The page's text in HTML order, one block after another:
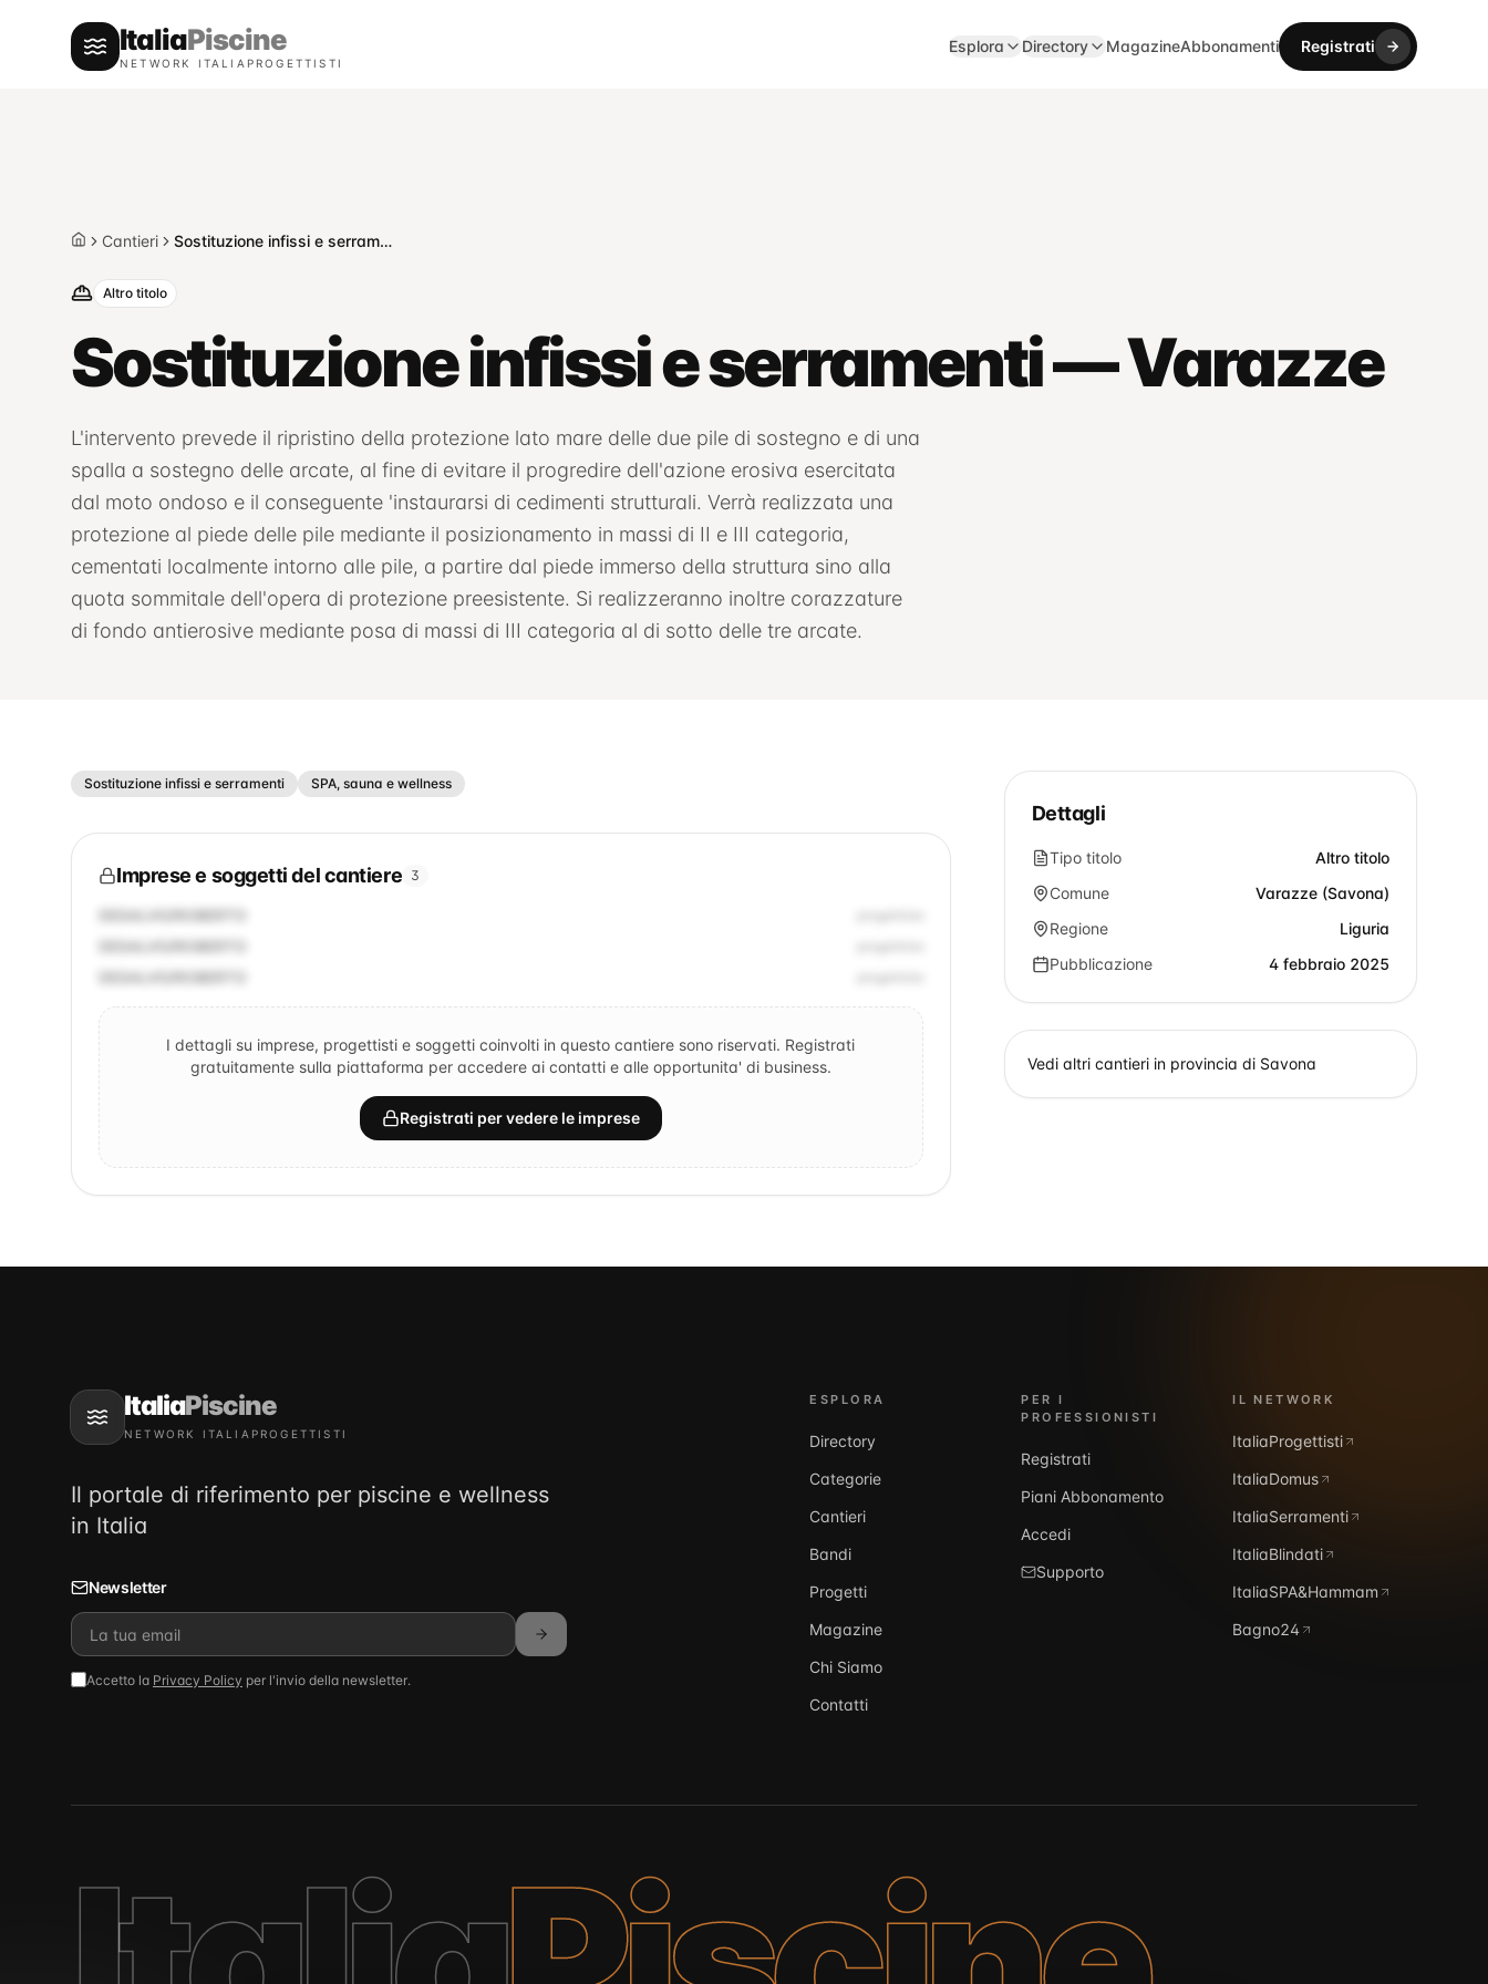
ItaliaPiscine
NETWORK ITALIAPROGETTISTI
Esplora Directory MagazineAbbonamenti Registrati
HomeCantieri Sostituzione infissi e serramenti — Varazze
Altro titolo
Sostituzione infissi e serramenti — Varazze
L'intervento prevede il ripristino della protezione lato mare delle due pile di sostegno e di una
spalla a sostegno delle arcate, al fine di evitare il progredire dell'azione erosiva esercitata
dal moto ondoso e il conseguente 'instaurarsi di cedimenti strutturali. Verrà realizzata una
protezione al piede delle pile mediante il posizionamento in massi di II e III categoria,
cementati localmente intorno alle pile, a partire dal piede immerso della struttura sino alla
quota sommitale dell'opera di protezione preesistente. Si realizzeranno inoltre corazzature
di fondo antierosive mediante posa di massi di III categoria al di sotto delle tre arcate.
Sostituzione infissi e serramenti SPA, sauna e wellness
Imprese e soggetti del cantiere 3
DESALVO/ROBERTO
DESALVO/ROBERTO
DESALVO/ROBERTO
I dettagli su imprese, progettisti e soggetti coinvolti in questo cantiere sono riservati. Registrati
gratuitamente sulla piattaforma per accedere ai contatti e alle opportunita' di business.
Registrati per vedere le imprese
Dettagli
Tipo titolo
Altro titolo
Comune
Varazze (Savona)
Regione
Liguria
Pubblicazione
4 febbraio 2025
Vedi altri cantieri in provincia di Savona
ItaliaPiscine
NETWORK ITALIAPROGETTISTI
Il portale di riferimento per piscine e wellness
in Italia
Newsletter
Accetto la Privacy Policy per l'invio della newsletter.
ESPLORA
Directory
Categorie
Cantieri
Bandi
Progetti
Magazine
Chi Siamo
Contatti
PER I
PROFESSIONISTI
Registrati
Piani Abbonamento
Accedi
Supporto
IL NETWORK
ItaliaProgettisti
ItaliaDomus
ItaliaSerramenti
ItaliaBlindati
ItaliaSPA&Hammam
Bagno24